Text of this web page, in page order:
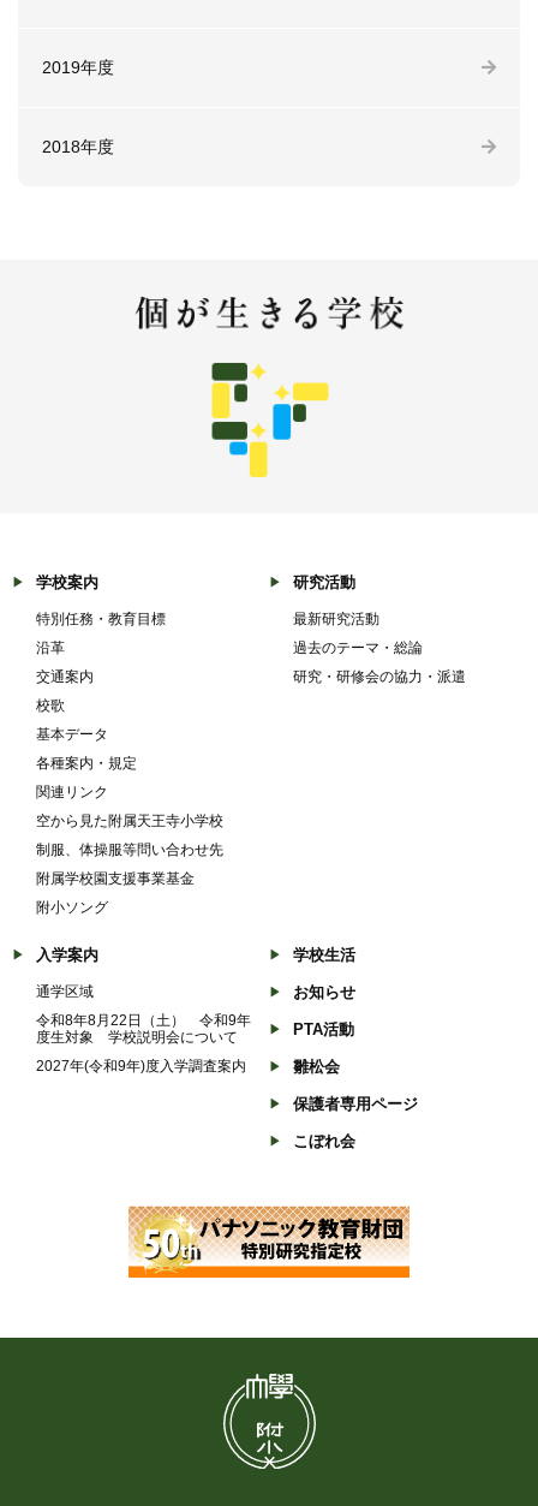
2019年度
2018年度
学校案内
特別任務・教育目標
沿革
交通案内
校歌
基本データ
各種案内・規定
関連リンク
空から見た附属天王寺小学校
制服、体操服等問い合わせ先
附属学校園支援事業基金
附小ソング
研究活動
最新研究活動
過去のテーマ・総論
研究・研修会の協力・派遣
入学案内
通学区域
令和8年8月22日（土） 令和9年
度生対象 学校説明会について
2027年(令和9年)度入学調査案内
学校生活
お知らせ
PTA活動
雛松会
保護者専用ページ
こぼれ会